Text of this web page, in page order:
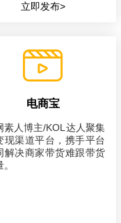
立即发布>
电商宝
素人博主/KOL达人聚集
现渠道平台，携手平台
解决商家带货难跟带货